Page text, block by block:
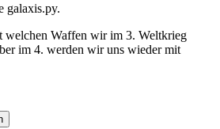
galaxis.py.
welchen Waffen wir im 3. Weltkrieg
im 4. werden wir uns wieder mit